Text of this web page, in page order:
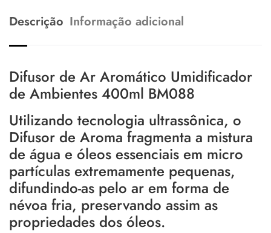
Descrição Informação adicional
Difusor de Ar Aromático Umidificador
de Ambientes 400ml BM088
Utilizando tecnologia ultrassônica, o
Difusor de Aroma fragmenta a mistura
de água e óleos essenciais em micro
partículas extremamente pequenas,
difundindo-as pelo ar em forma de
névoa fria, preservando assim as
propriedades dos óleos.